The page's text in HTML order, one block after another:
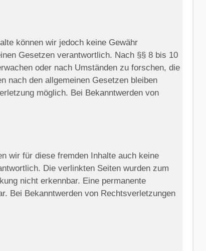
können wir jedoch keine Gewähr
Gesetzen verantwortlich. Nach §§ 8 bis 10
oder nach Umständen zu forschen, die
nach den allgemeinen Gesetzen bleiben
möglich. Bei Bekanntwerden von
wir für diese fremden Inhalte auch keine
Die verlinkten Seiten wurden zum
nicht erkennbar. Eine permanente
Bei Bekanntwerden von Rechtsverletzungen